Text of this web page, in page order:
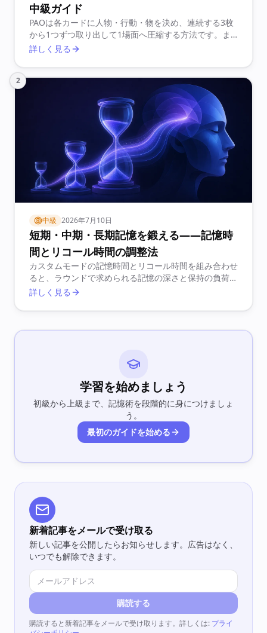
中級ガイド
PAOは各カードに人物・行動・物を決め、連続する3枚
から1つずつ取り出して1場面へ圧縮する方法です。ま
ず1枚1画像の変換を速く安定させることが土台になり
詳しく見る
2
中級 2026年7月10日
短期・中期・長期記憶を鍛える——記憶時
間とリコール時間の調整法
カスタムモードの記憶時間とリコール時間を組み合わせ
ると、ラウンドで求められる記憶の深さと保持の負荷が
変わります。両方を短くしてワーキングメモリの速度
を長くして長期記憶を集中的に鍛えましょう。
詳しく見る
学習を始めましょう
初級から上級まで、記憶術を段階的に身につけましょ
う。
最初のガイドを始める
新着記事をメールで受け取る
新しい記事を公開したらお知らせします。広告はなく、
いつでも解除できます。
購読する
購読すると新着記事をメールで受け取ります。詳しくは: プライ